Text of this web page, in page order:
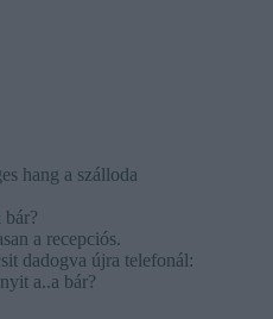
hang a szálloda
a recepciós.
dadogva újra telefonál:
a..a bár?